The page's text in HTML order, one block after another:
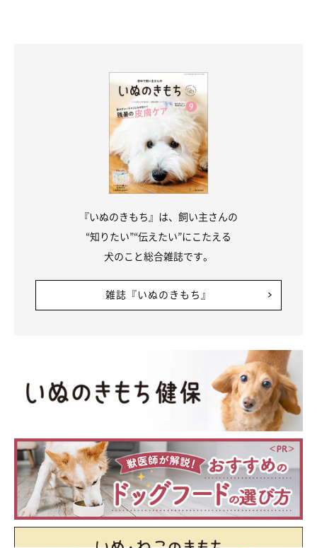
『いぬのきもち』は、飼い主さんの
“知りたい”“伝えたい”にこたえる
犬のこと総合雑誌です。
雑誌『いぬのきもち』